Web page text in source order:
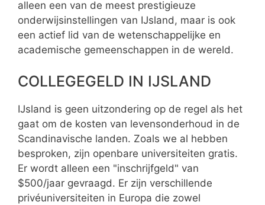
alleen een van de meest prestigieuze
onderwijsinstellingen van IJsland, maar is ook
een actief lid van de wetenschappelijke en
academische gemeenschappen in de wereld.
COLLEGEGELD IN IJSLAND
IJsland is geen uitzondering op de regel als het
gaat om de kosten van levensonderhoud in de
Scandinavische landen. Zoals we al hebben
besproken, zijn openbare universiteiten gratis.
Er wordt alleen een "inschrijfgeld" van
$500/jaar gevraagd. Er zijn verschillende
privéuniversiteiten in Europa die zowel